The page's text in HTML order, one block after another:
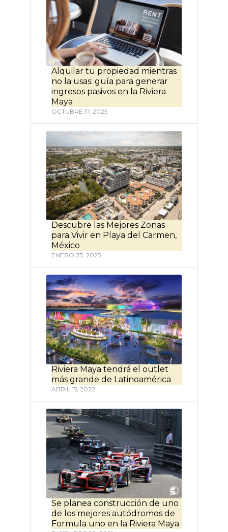
Alquilar tu propiedad mientras
no la usas: guía para generar
ingresos pasivos en la Riviera
Maya
OCTUBRE 17, 2025
Descubre las Mejores Zonas
para Vivir en Playa del Carmen,
México
ENERO 23, 2025
Riviera Maya tendrá el outlet
más grande de Latinoamérica
ABRIL 15, 2022
Se planea construcción de uno
de los mejores autódromos de
Formula uno en la Riviera Maya